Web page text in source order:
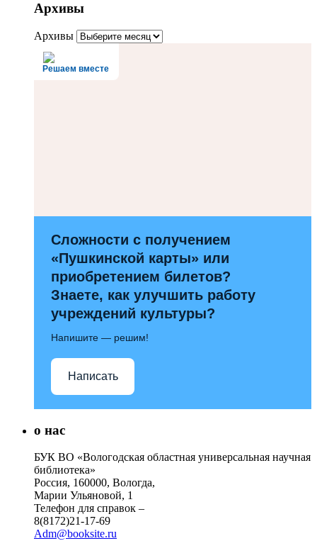
Архивы
Архивы
Решаем вместе
Сложности с получением
«Пушкинской карты» или
приобретением билетов?
Знаете, как улучшить работу
учреждений культуры?
Напишите — решим!
Написать
о нас
БУК ВО «Вологодская областная универсальная научная
библиотека»
Россия, 160000, Вологда,
Марии Ульяновой, 1
Телефон для справок –
8(8172)21-17-69
Adm@booksite.ru